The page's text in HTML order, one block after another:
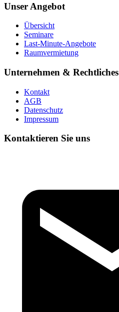
Unser Angebot
Übersicht
Seminare
Last-Minute-Angebote
Raumvermietung
Unternehmen & Rechtliches
Kontakt
AGB
Datenschutz
Impressum
Kontaktieren Sie uns